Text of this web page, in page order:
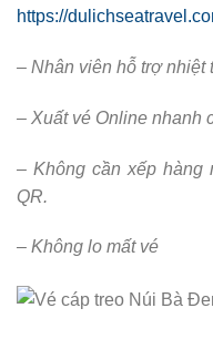
https://
– Nhân viên hỗ trợ nhiệt
– Xuất vé Online nhanh
– Không cần xếp hàng
QR.
– Không lo mất vé